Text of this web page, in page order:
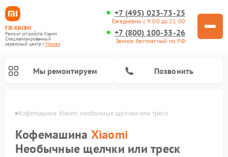
FIX-XIAOMI
Ремонт устройств Xiaomi
Специализированный
cервисный центр г.Москва
+7 (495) 023-73-25
Ежедневно с 9:00 до 21:00
+7 (800) 100-33-26
Звонок бесплатный по РФ
Мы ремонтируем Позвонить
Кофемашина Xiaomi необычные щелчки или треск
Кофемашина Xiaomi
Необычные щелчки или треск